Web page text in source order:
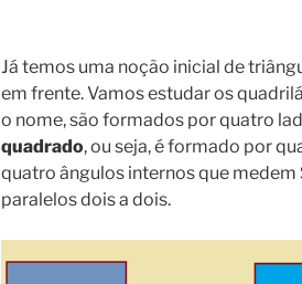
Já temos uma noção inicial de
em frente. Vamos estudar os
o nome, são formados por quatro
quadrado, ou seja, é formado por
quatro ângulos internos que
paralelos dois a dois.